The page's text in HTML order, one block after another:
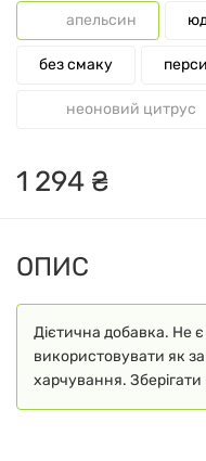
апельсин
без смаку
неоновий цитрус
1 294 ₴
ОПИС
Дієтична добавка. Не
використовувати як
харчування. Зберігати